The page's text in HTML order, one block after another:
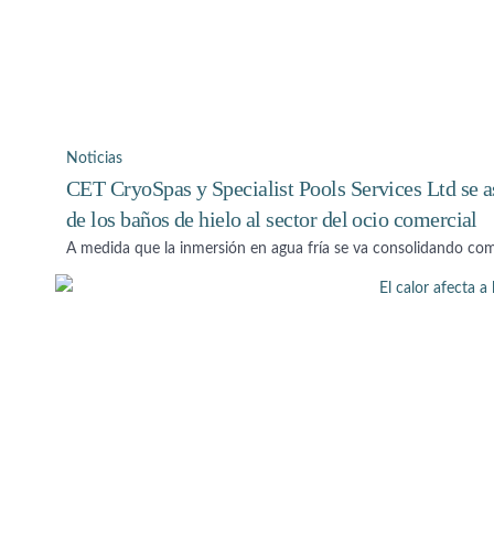
Noticias
CET CryoSpas y Specialist Pools Services Ltd se
de los baños de hielo al sector del ocio comercial
A medida que la inmersión en agua fría se va consolidando